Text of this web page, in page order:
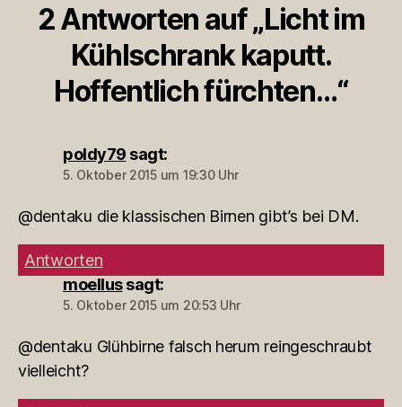
2 Antworten auf „Licht im
Kühlschrank kaputt.
Hoffentlich fürchten…“
poldy79 sagt:
5. Oktober 2015 um 19:30 Uhr
@dentaku die klassischen Birnen gibt’s bei DM.
Antworten
moellus sagt:
5. Oktober 2015 um 20:53 Uhr
@dentaku Glühbirne falsch herum reingeschraubt
vielleicht?